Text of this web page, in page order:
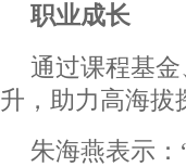
职业成长
通过课程基
升，助力高海拔
朱海燕表示